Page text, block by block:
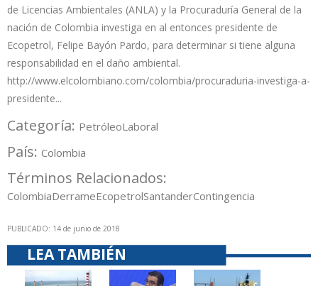
de Licencias Ambientales (ANLA) y la Procuraduría General de la
nación de Colombia investiga en al entonces presidente de
Ecopetrol, Felipe Bayón Pardo, para determinar si tiene alguna
responsabilidad en el daño ambiental.
http://www.elcolombiano.com/colombia/procuraduria-investiga-a-
presidente...
Categoría: PetróleoLaboral
País: Colombia
Términos Relacionados:
ColombiaDerrameEcopetrolSantanderContingencia
PUBLICADO: 14 de junio de 2018
LEA TAMBIÉN